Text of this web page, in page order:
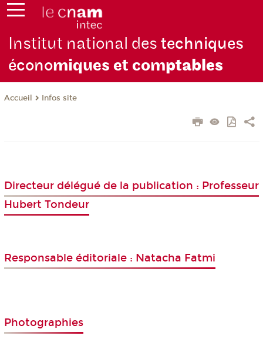
Institut national destechniques
économiques et comptables
Accueil Infos site
Directeur délégué de la publication : Professeur
Hubert Tondeur
Responsable éditoriale : Natacha Fatmi
Photographies